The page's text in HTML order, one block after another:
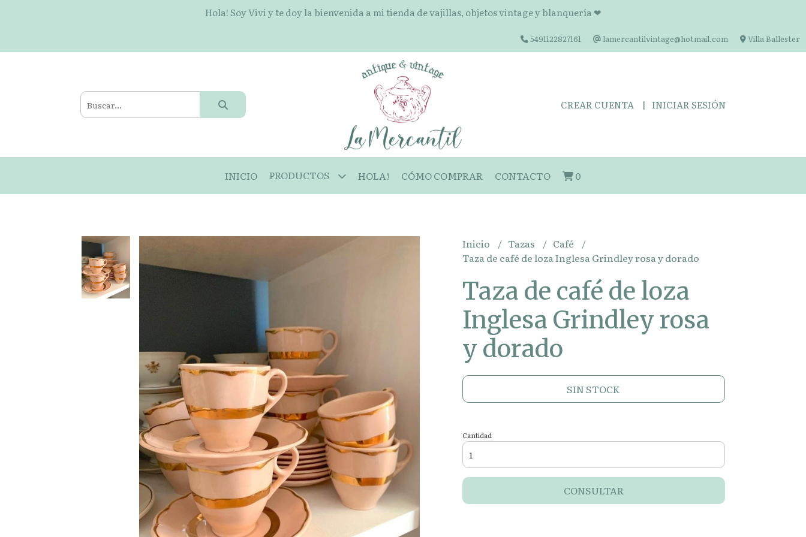
Hola! Soy Vivi y te doy la bienvenida a mi tienda de vajillas, objetos vintage y blanquería ❤
5491122827161 lamercantilvintage@hotmail.com Villa Ballester
CREAR CUENTA INICIAR SESIÓN
INICIO PRODUCTOS HOLA! CÓMO COMPRAR CONTACTO 0
Inicio Tazas
Café
Taza de café de loza Inglesa Grindley rosa y dorado
Taza de café de loza
Inglesa Grindley rosa
y dorado
SIN STOCK
Cantidad
CONSULTAR